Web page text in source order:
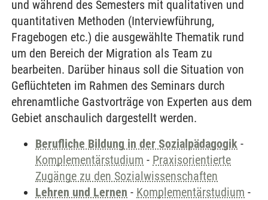
und während des Semesters mit qualitativen und
quantitativen Methoden (Interviewführung,
Fragebogen etc.) die ausgewählte Thematik rund
um den Bereich der Migration als Team zu
bearbeiten. Darüber hinaus soll die Situation von
Geflüchteten im Rahmen des Seminars durch
ehrenamtliche Gastvorträge von Experten aus dem
Gebiet anschaulich dargestellt werden.
Berufliche Bildung in der Sozialpädagogik -
Komplementärstudium - Praxisorientierte
Zugänge zu den Sozialwissenschaften
Lehren und Lernen - Komplementärstudium -